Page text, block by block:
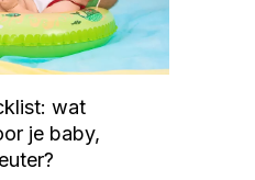
wat
je baby,